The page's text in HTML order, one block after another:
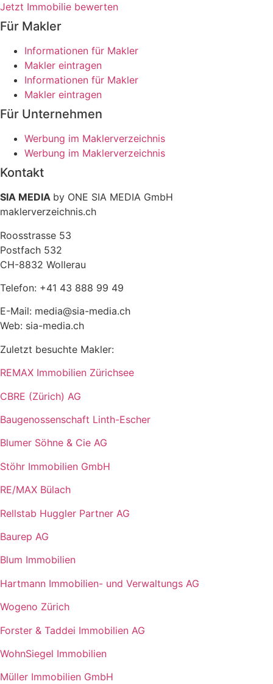
Jetzt Immobilie bewerten
Für Makler
Informationen für Makler
Makler eintragen
Informationen für Makler
Makler eintragen
Für Unternehmen
Werbung im Maklerverzeichnis
Werbung im Maklerverzeichnis
Kontakt
SIA MEDIA by ONE SIA MEDIA GmbH
maklerverzeichnis.ch
Roosstrasse 53
Postfach 532
CH-8832 Wollerau
Telefon: +41 43 888 99 49
E-Mail: media@sia-media.ch
Web: sia-media.ch
Zuletzt besuchte Makler:
REMAX Immobilien Zürichsee
CBRE (Zürich) AG
Baugenossenschaft Linth-Escher
Blumer Söhne & Cie AG
Stöhr Immobilien GmbH
RE/MAX Bülach
Rellstab Huggler Partner AG
Baurep AG
Blum Immobilien
Hartmann Immobilien- und Verwaltungs AG
Wogeno Zürich
Forster & Taddei Immobilien AG
WohnSiegel Immobilien
Müller Immobilien GmbH